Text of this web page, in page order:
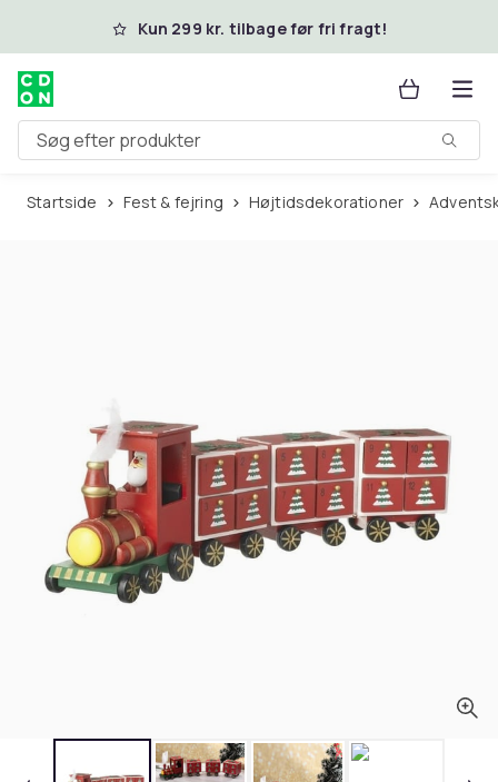
Spring til hovedindhold
Kun 299 kr. tilbage før fri fragt!
Søg efter produkter
Startside Fest & fejring Højtidsdekorationer